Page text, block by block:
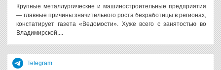
Крупные металлургические и машиностроительные предприятия
— главные причины значительного роста безработицы в регионах,
констатирует газета «Ведомости». Хуже всего с занятостью во
Владимирской,...
Telegram